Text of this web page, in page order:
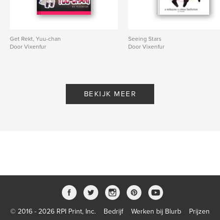
Get Rekt, Yuu-chan
Door Vixenfur
Seeing Stars
Door Vixenfur
BEKIJK MEER
© 2016 - 2026 RPI Print, Inc. Bedrijf Werken bij Blurb Prijzen